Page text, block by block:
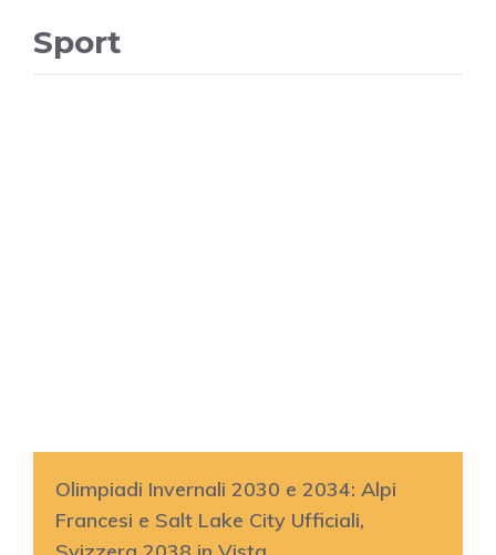
Sport
Olimpiadi Invernali 2030 e 2034: Alpi
Francesi e Salt Lake City Ufficiali,